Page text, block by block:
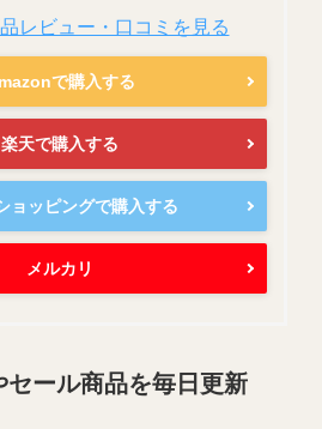
レビュー・口コミを見る
で購入する
楽天で購入する
ョッピングで購入する
メルカリ
セール商品を毎日更新